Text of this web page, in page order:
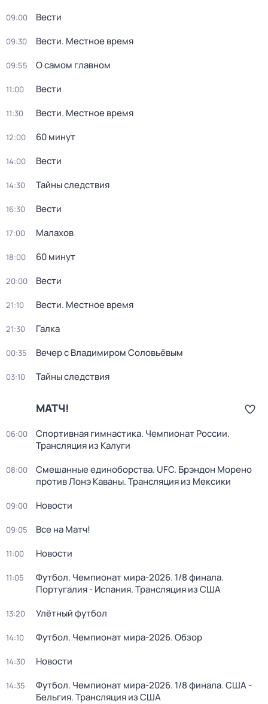
09:00 Вести
09:30 Вести. Местное время
09:55 О самом главном
11:00 Вести
11:30 Вести. Местное время
12:00 60 минут
14:00 Вести
14:30 Тайны следствия
16:30 Вести
17:00 Малахов
18:00 60 минут
20:00 Вести
21:10 Вести. Местное время
21:30 Галка
00:35 Вечер с Владимиром Соловьёвым
03:10 Тайны следствия
МАТЧ!
06:00
Спортивная гимнастика. Чемпионат России.
Трансляция из Калуги
08:00
Смешанные единоборства. UFC. Брэндон Морено
против Лонэ Каваны. Трансляция из Мексики
09:00 Новости
09:05 Все на Матч!
11:00 Новости
11:05
Футбол. Чемпионат мира-2026. 1/8 финала.
Португалия - Испания. Трансляция из США
13:20 Улётный футбол
14:10 Футбол. Чемпионат мира-2026. Обзор
14:30 Новости
14:35
Футбол. Чемпионат мира-2026. 1/8 финала. США -
Бельгия. Трансляция из США